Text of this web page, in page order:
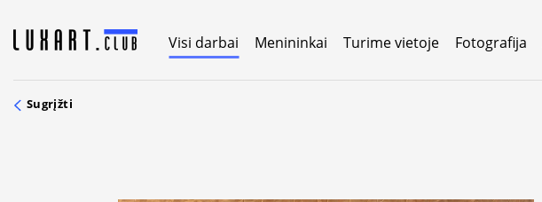
content
Visi darbai Menininkai Turime vietoje Fotografija
Sugrįžti